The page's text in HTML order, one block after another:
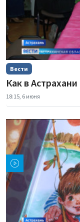
Вести
Как в
18:15, 6 июня